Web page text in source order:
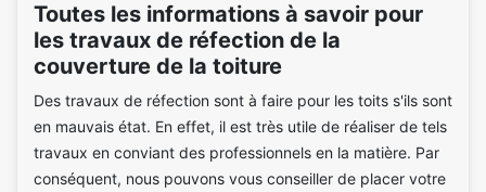
Toutes les informations à savoir pour
les travaux de réfection de la
couverture de la toiture
Des travaux de réfection sont à faire pour les toits s'ils sont
en mauvais état. En effet, il est très utile de réaliser de tels
travaux en conviant des professionnels en la matière. Par
conséquent, nous pouvons vous conseiller de placer votre